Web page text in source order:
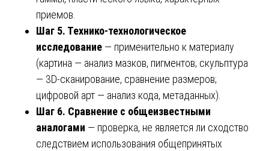
приемов.
Шаг 5. Технико-технологическое
исследование — применительно к материалу
(картина — анализ мазков, пигментов; скульптура
— 3D-сканирование, сравнение размеров;
цифровой арт — анализ кода, метаданных).
Шаг 6. Сравнение с общеизвестными
аналогами — проверка, не является ли сходство
следствием использования общепринятых